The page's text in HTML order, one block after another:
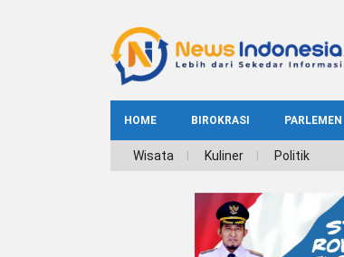
HOME BIROKRASI PARLEMEN
INDEKS BIROKRASI
Wisata Kuliner Politik